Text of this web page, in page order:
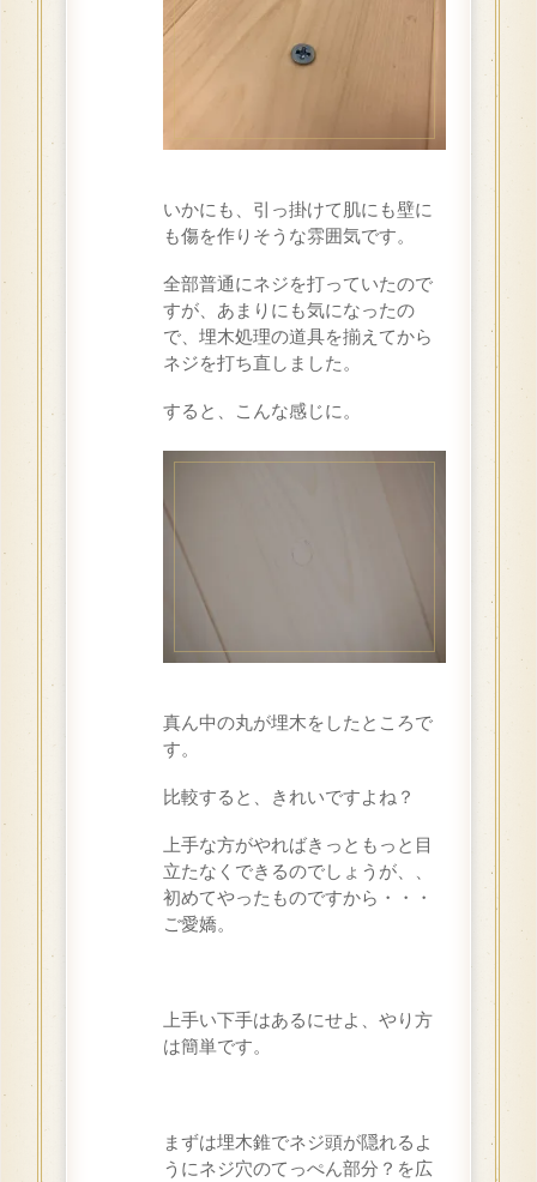
いかにも、引っ掛けて肌にも壁に
も傷を作りそうな雰囲気です。
全部普通にネジを打っていたので
すが、あまりにも気になったの
で、埋木処理の道具を揃えてから
ネジを打ち直しました。
すると、こんな感じに。
真ん中の丸が埋木をしたところで
す。
比較すると、きれいですよね？
上手な方がやればきっともっと目
立たなくできるのでしょうが、、
初めてやったものですから・・・
ご愛嬌。
上手い下手はあるにせよ、やり方
は簡単です。
まずは埋木錐でネジ頭が隠れるよ
うにネジ穴のてっぺん部分？を広